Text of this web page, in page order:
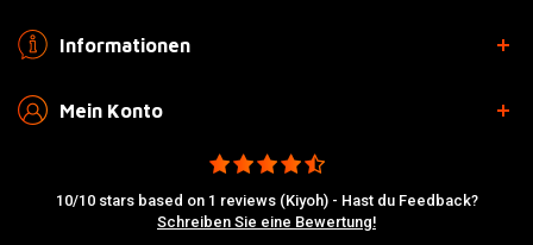
Informationen
Mein Konto
10/10 stars based on 1 reviews (Kiyoh) - Hast du Feedback?
Schreiben Sie eine Bewertung!